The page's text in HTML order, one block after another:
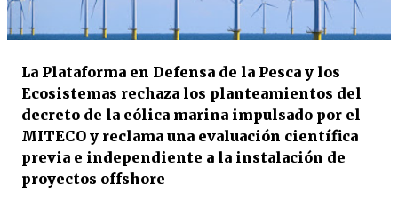
La Plataforma en Defensa de la Pesca y los
Ecosistemas rechaza los planteamientos del
decreto de la eólica marina impulsado por el
MITECO y reclama una evaluación científica
previa e independiente a la instalación de
proyectos offshore